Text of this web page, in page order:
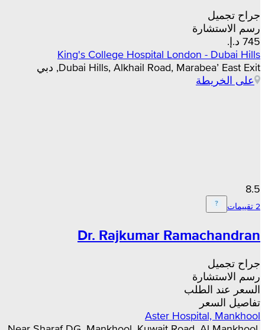
جراح تجميل
رسم الاستشارة
King's College Hospital London - Dubai Hills
Dubai Hills, Alkhail Road, Marabea’ East Exit, دبي
على الخريطة
8.5
Dr. Rajkumar Ramachandran
جراح تجميل
رسم الاستشارة
السعر عند الطلب
تفاصيل السعر
Aster Hospital, Mankhool